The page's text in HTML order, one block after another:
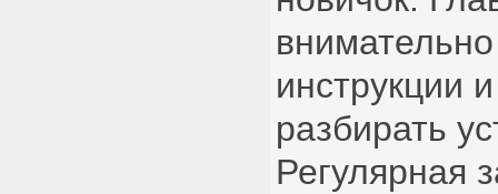
инструкции
разбирать
Регулярная